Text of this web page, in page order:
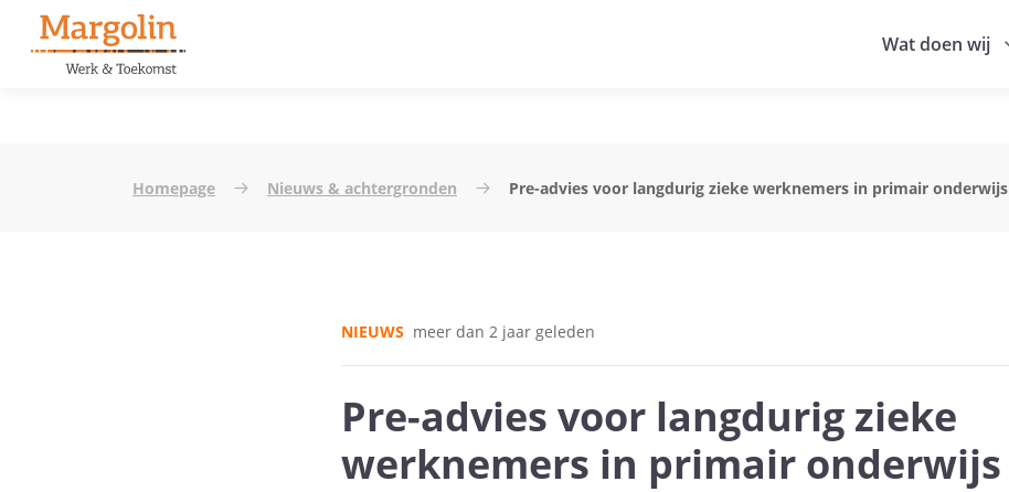
Wat doen wij
Homepage Nieuws & achtergronden Pre-advies voor langdurig zieke werknemers in primair onderwijs
NIEUWS meer dan 2 jaar geleden
Pre-advies voor langdurig zieke
werknemers in primair onderwijs